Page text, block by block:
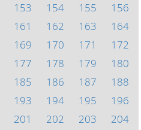
153 154 155
156
161 162 163
164
169 170 171
172
177 178 179
180
185 186 187
188
193 194 195
196
201 202 203
204